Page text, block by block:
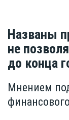
Названы
не
до конца
Мнением